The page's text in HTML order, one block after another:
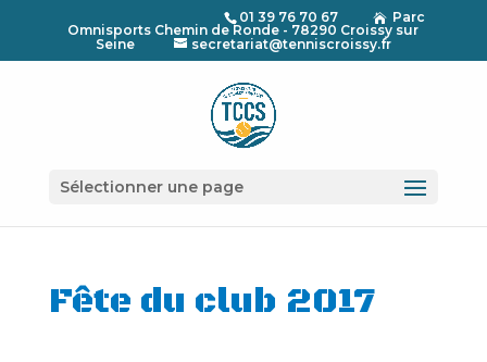
01 39 76 70 67  Parc
Omnisports Chemin de Ronde - 78290 Croissy sur
Seine
secretariat@tenniscroissy.fr
Sélectionner une page
Fête du club 2017